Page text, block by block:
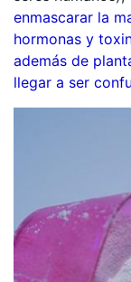
enmascarar la
hormonas y
además de
llegar a ser